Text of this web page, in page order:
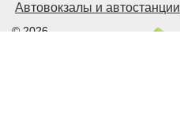
Автовокзалы и автостанции
© 2026